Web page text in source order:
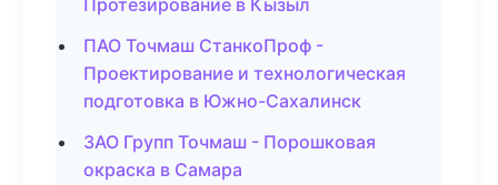
Протезирование в Кызыл
ПАО Точмаш СтанкоПроф -
Проектирование и технологическая
подготовка в Южно-Сахалинск
ЗАО Групп Точмаш - Порошковая
окраска в Самара